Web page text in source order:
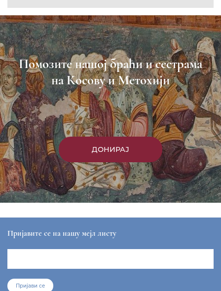
Помозите нашој браћи и сестрама
на Косову и Метохији
ДОНИРАЈ
Пријавите се на нашу мејл листу
Пријави се